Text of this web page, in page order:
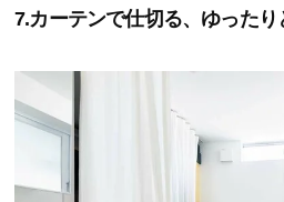
7.カーテンで仕切る、ゆった